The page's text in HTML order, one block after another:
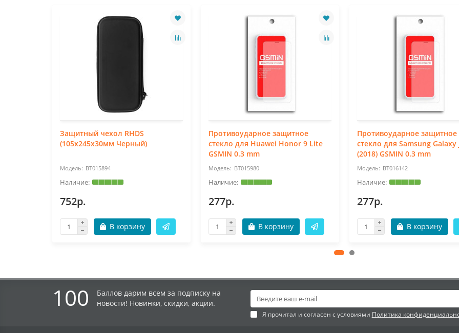
Защитный чехол RHDS
(105х245х30мм Черный)
BT015894
752р.
В корзину
Противоударное защитное
стекло для Huawei Honor 9 Lite
GSMIN 0.3 mm
BT015980
277р.
В корзину
Противоударное защитное
стекло для Samsung Galaxy
(2018) GSMIN 0.3 mm
BT016142
277р.
В корзину
100
Баллов дарим всем за подписку на
новости! Новинки, скидки, акции.
Я прочитал и согласен с условиями Политика